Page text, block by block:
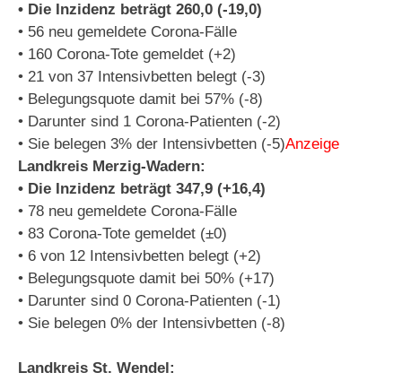
• Die Inzidenz beträgt 260,0 (-19,0)
• 56 neu gemeldete Corona-Fälle
• 160 Corona-Tote gemeldet (+2)
• 21 von 37 Intensivbetten belegt (-3)
• Belegungsquote damit bei 57% (-8)
• Darunter sind 1 Corona-Patienten (-2)
• Sie belegen 3% der Intensivbetten (-5)Anzeige
Landkreis Merzig-Wadern:
• Die Inzidenz beträgt 347,9 (+16,4)
• 78 neu gemeldete Corona-Fälle
• 83 Corona-Tote gemeldet (±0)
• 6 von 12 Intensivbetten belegt (+2)
• Belegungsquote damit bei 50% (+17)
• Darunter sind 0 Corona-Patienten (-1)
• Sie belegen 0% der Intensivbetten (-8)
Landkreis St. Wendel: